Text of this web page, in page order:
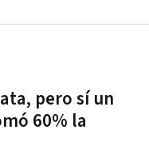
pero sí un
60% la